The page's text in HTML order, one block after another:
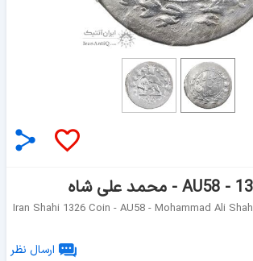
Iran Shahi 1326 Coin - AU58 - Mohammad Ali Shah
ارسال نظر